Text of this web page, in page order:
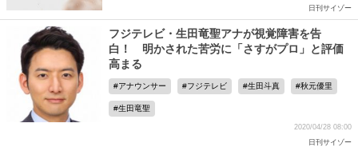
日刊サイゾー
フジテレビ・生田竜聖アナが視覚障害を告
白！ 明かされた苦労に「さすがプロ」と評価
高まる
アナウンサー フジテレビ 生田斗真 秋元優里
生田竜聖
2020/04/28 08:00
日刊サイゾー